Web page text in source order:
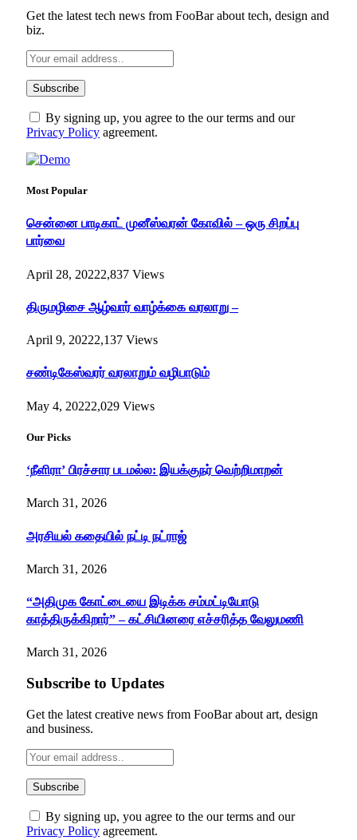
Get the latest tech news from FooBar about tech, design and
biz.
By signing up, you agree to the our terms and our
Privacy Policy agreement.
Most Popular
சென்னை பாடிகாட் முனீஸ்வரன் கோவில் – ஒரு சிறப்பு
பார்வை
April 28, 20222,837 Views
திருமழிசை ஆழ்வார் வாழ்க்கை வரலாறு –
April 9, 20222,137 Views
சண்டிகேஸ்வரர் வரலாறும் வழிபாடும்
May 4, 20222,029 Views
Our Picks
‘நீளிரா’ பிரச்சார படமல்ல: இயக்குநர் வெற்றிமாறன்
March 31, 2026
அரசியல் கதையில் நட்டி நட்ராஜ்
March 31, 2026
“அதிமுக கோட்டையை இடிக்க சம்மட்டியோடு
காத்திருக்கிறார்” – கட்சியினரை எச்சரித்த வேலுமணி
March 31, 2026
Subscribe to Updates
Get the latest creative news from FooBar about art, design
and business.
By signing up, you agree to the our terms and our
Privacy Policy agreement.